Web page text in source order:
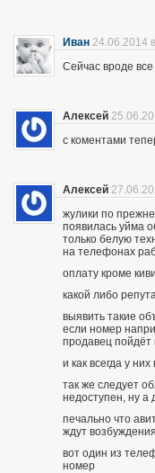
Иван 24.06.2014
Сейчас вроде
Алексей
с коментами
Алексей
жулики по
появилась уйма
только белую
на телефонах
оплату кроме
какой либо
выявить такие
если номер
продавец пойдёт
и как всегда у
так же следует
недоступен, ну
печально что
ждут
вот один из
номер